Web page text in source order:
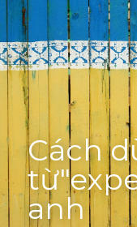
Adj
Khác
Từ vựng theo
Từ vựng theo
Vocabulary -
Grammar
Liên hệ
Lớp Siêu Cấp Tốc
HỌC
Cách
anh